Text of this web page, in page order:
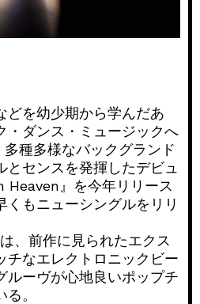
どを幼少期から学んだあ
・ダンス・ミュージックへ
種多様なバックグランド
とセンスを発揮したデビュ
Heaven』を今年リリース
くもニューシングルをリリ
、前作に見られたエクス
チなエレクトロニックビー
ルーヴが心地良いポップチ
。